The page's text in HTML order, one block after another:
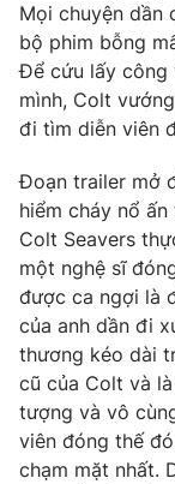
Liên hệ tòa
Theo dõi báo trên
Cơ quan chủ quản:
Cơ quan báo chí:
Giấy phép hoạt
cấp ngày 29/12/
Tổng Biên tập:Vũ
Phó Tổng Biên tập:
Nguyễn Trọng Ninh
Mọi chuyện dần
bộ phim bỗng
Để cứu lấy công
mình, Colt
đi tìm diễn viên
Đoạn trailer mở
hiểm cháy nổ
Colt Seavers
một nghệ sĩ
được ca ngợi là
của anh dần đi
thương kéo dài
cũ của Colt và
tượng và vô
viên đóng thế
chạm mặt nhất.